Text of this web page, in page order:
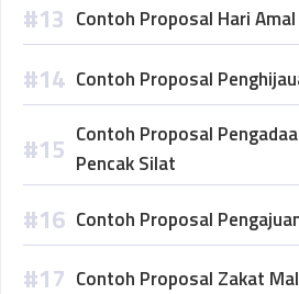
Contoh Proposal Hari
Contoh Proposal
Contoh Proposal
Pencak Silat
Contoh Proposal
Contoh Proposal Zakat Mal